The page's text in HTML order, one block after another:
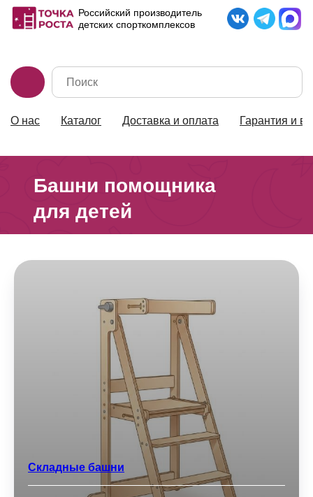
Российский производитель
детских спорткомплексов
8-902-189-56-36
О нас Каталог Доставка и оплата Гарантия и
Складные башни